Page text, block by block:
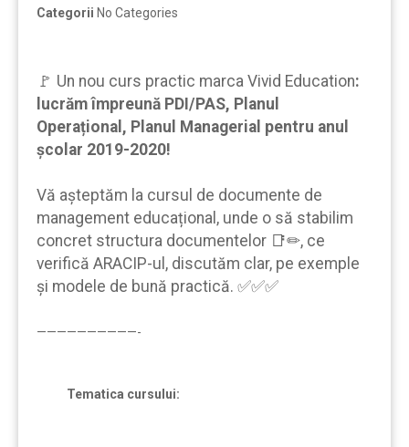
Categorii No Categories
🚩 Un nou curs practic marca Vivid Education:
lucrăm împreună PDI/PAS, Planul
Operațional, Planul Managerial pentru anul
școlar 2019-2020!
Vă aşteptăm la cursul de documente de
management educațional, unde o să stabilim
concret structura documentelor 📑✏, ce
verifică ARACIP-ul, discutăm clar, pe exemple
şi modele de bună practică. ✅✅✅
——————————-
Tematica cursului: